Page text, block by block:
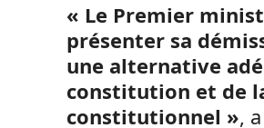
« Le Premier
présenter sa
une alternative
constitution et de
constitutionnel »,